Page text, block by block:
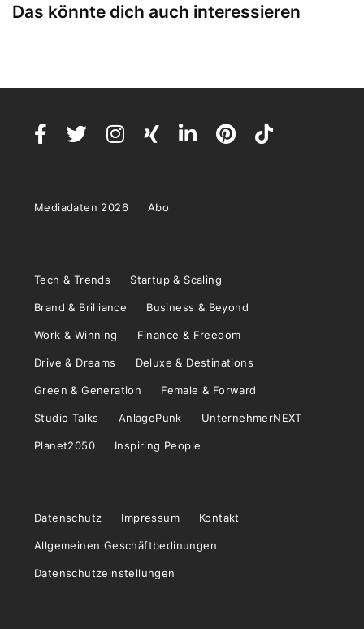
Das könnte dich auch interessieren
Mediadaten 2026 Abo
Tech & Trends Startup & Scaling
Brand & Brilliance Business & Beyond
Work & Winning Finance & Freedom
Drive & Dreams Deluxe & Destinations
Green & Generation Female & Forward
Studio Talks AnlagePunk UnternehmerNEXT
Planet2050 Inspiring People
Datenschutz Impressum Kontakt
Allgemeinen Geschäftbedinungen
Datenschutzeinstellungen